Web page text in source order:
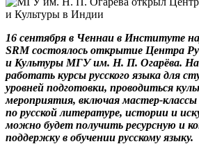
16 сентября в Ченнаи в Институте
SRM состоялось открытие Центра
и Культуры МГУ им. Н. П. Огарёва.
работать курсы русского языка для
уровней подготовки, проводиться
мероприятия, включая мастер-
по русской литературе, истории и
можно будет получить ресурсную и
поддержку в обучении русскому языку.